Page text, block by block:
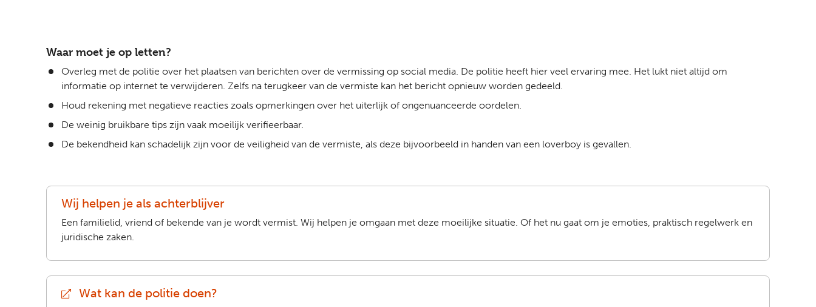
Waar moet je op letten?
Overleg met de politie over het plaatsen van berichten over de vermissing op social media. De politie heeft hier veel ervaring mee. Het lukt niet altijd om
informatie op internet te verwijderen. Zelfs na terugkeer van de vermiste kan het bericht opnieuw worden gedeeld.
Houd rekening met negatieve reacties zoals opmerkingen over het uiterlijk of ongenuanceerde oordelen.
De weinig bruikbare tips zijn vaak moeilijk verifieerbaar.
De bekendheid kan schadelijk zijn voor de veiligheid van de vermiste, als deze bijvoorbeeld in handen van een loverboy is gevallen.
Wij helpen je als achterblijver
Een familielid, vriend of bekende van je wordt vermist. Wij helpen je omgaan met deze moeilijke situatie. Of het nu gaat om je emoties, praktisch regelwerk en
juridische zaken.
Wat kan de politie doen?